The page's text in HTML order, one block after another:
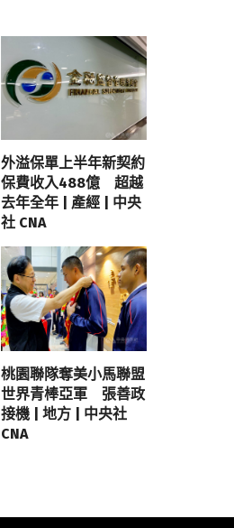
外溢保單上半年新契約
保費收入488億 超越
去年全年 | 產經 | 中央
社 CNA
桃園聯隊奪美小馬聯盟
世界青棒亞軍 張善政
接機 | 地方 | 中央社
CNA